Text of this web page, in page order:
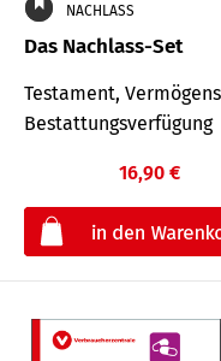
NACHLASS
Das Nachlass-Set
Testament,
Bestat­tungs­ver­fügung
16,90 €